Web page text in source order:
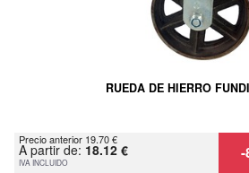
RUEDA DE HIERRO
Precio anterior 19.70 €
A partir de: 18.12 €
IVA INCLUIDO -